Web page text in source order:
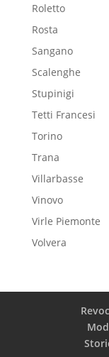
Roletto
Rosta
Sangano
Scalenghe
Stupinigi
Tetti Francesi
Torino
Trana
Villarbasse
Vinovo
Virle Piemonte
Volvera